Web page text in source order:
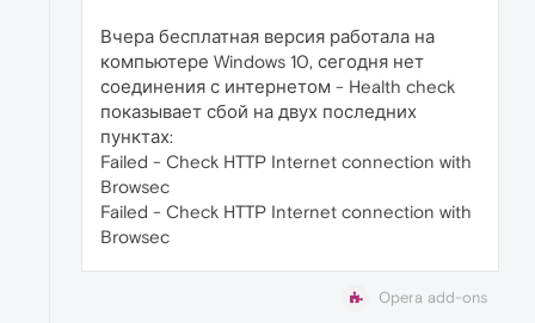
Вчера бесплатная версия работала на
компьютере Windows 10, сегодня нет
соединения с интернетом - Health check
показывает сбой на двух последних
пунктах:
Failed - Check HTTP Internet connection with
Browsec
Failed - Check HTTP Internet connection with
Browsec
Opera add-ons